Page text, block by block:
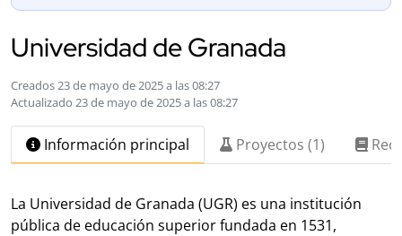
Universidad de Granada
Creados 23 de mayo de 2025 a las 08:27
Actualizado 23 de mayo de 2025 a las 08:27
Información principal Proyectos (1)
La Universidad de Granada (UGR) es una institución
pública de educación superior fundada en 1531,